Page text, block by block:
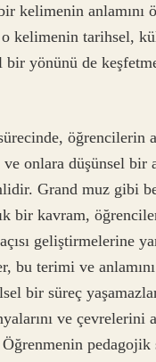
kelimenin anlamını
o kelimenin tarihsel,
bir yönünü de
öğrencilerin
ve onlara düşünsel bir
Grand muz gibi
bir kavram,
geliştirmelerine
bu terimi ve anlamını
bir süreç
ve çevrelerini
pedagojik